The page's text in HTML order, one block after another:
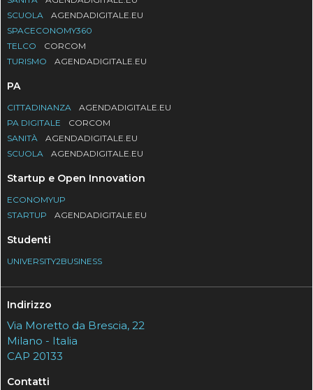
SCUOLA
AGENDADIGITALE.EU
SPACECONOMY360
TELCO
CORCOM
TURISMO
AGENDADIGITALE.EU
PA
CITTADINANZA
AGENDADIGITALE.EU
PA DIGITALE
CORCOM
SANITÀ
AGENDADIGITALE.EU
SCUOLA
AGENDADIGITALE.EU
Startup e Open Innovation
ECONOMYUP
STARTUP
AGENDADIGITALE.EU
Studenti
UNIVERSITY2BUSINESS
Indirizzo
Via Moretto da Brescia, 22
Milano - Italia
CAP 20133
Contatti